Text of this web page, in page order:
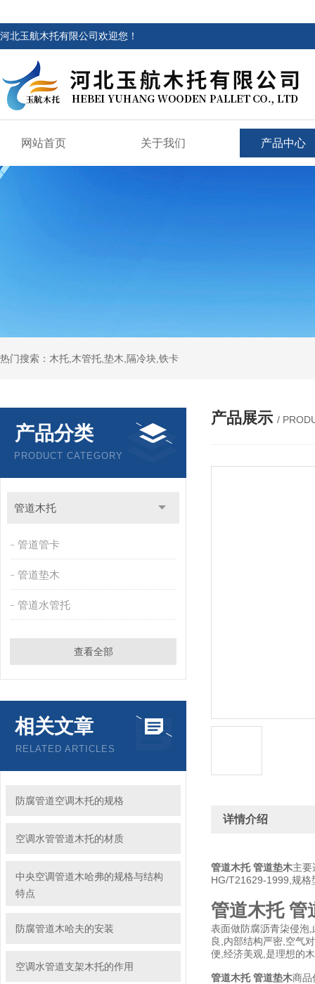
河北玉航木托有限公司欢迎您！
网站首页 关于我们 产品中心
热门搜索：木托,木管托,垫木,隔冷块,铁卡
产品分类
PRODUCT CATEGORY
管道木托
管道管卡
管道垫木
管道水管托
查看全部
相关文章
RELATED ARTICLES
防腐管道空调木托的规格
空调水管管道木托的材质
中央空调管道木哈弗的规格与结构
特点
防腐管道木哈夫的安装
空调水管道支架木托的作用
产品展示 /
详情介绍
管道木托 管道垫木主要
HG/T21629-1999,规
管道木托 管
表面做防腐沥青柒侵泡
良,内部结构严密,空气
便,经济美观,是理想的
管道木托 管道垫木商品